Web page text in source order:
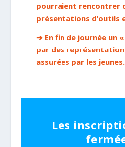
pourraient rencontrer
présentations d’outils
➔ En fin de journée un
par des
assurées par les jeunes.
Les